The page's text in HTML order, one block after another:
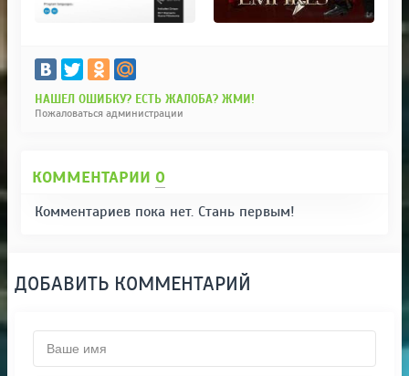
НАШЕЛ ОШИБКУ? ЕСТЬ ЖАЛОБА? ЖМИ!
Пожаловаться администрации
КОММЕНТАРИИ 0
Комментариев пока нет. Стань первым!
ДОБАВИТЬ КОММЕНТАРИЙ